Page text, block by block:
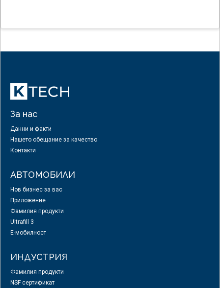
За нас
Данни и факти
Нашето обещание за качество
Контакти
АВТОМОБИЛИ
Нов бизнес за вас
Приложение
Фамилия продукти
Ultrafill 3
E-мобилност
ИНДУСТРИЯ
Фамилия продукти
NSF сертификат